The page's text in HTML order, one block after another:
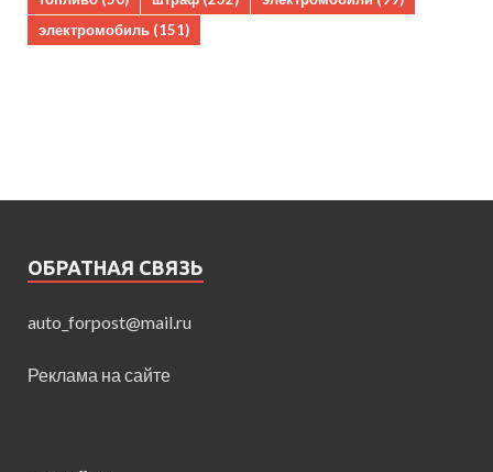
электромобиль (151)
ОБРАТНАЯ СВЯЗЬ
auto_forpost@mail.ru
Реклама на сайте